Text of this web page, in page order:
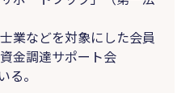
業などを対象にした会員
金調達サポート会
る。